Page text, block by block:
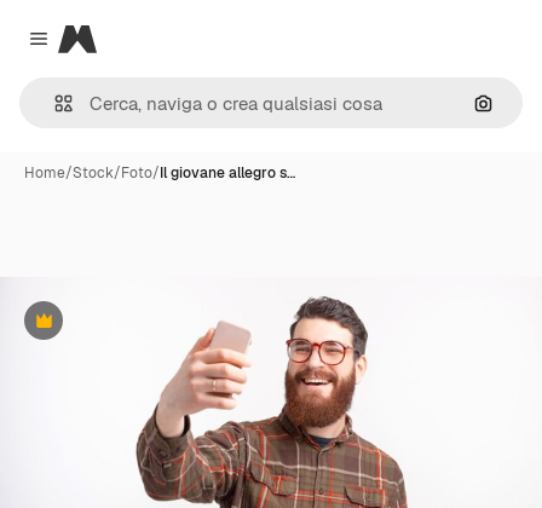
Close menu
Magnific
Cerca
Home/Stock/Foto/Il giovane allegro s…
Premium